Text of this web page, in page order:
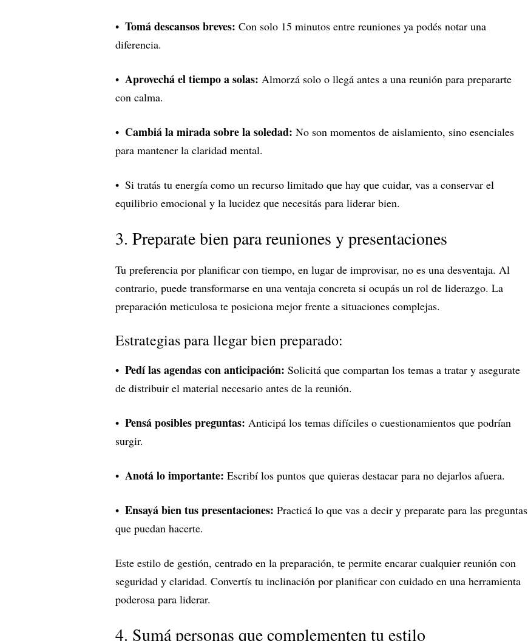
Tomá descansos breves: Con solo 15 minutos entre reuniones ya podés notar una
diferencia.
Aprovechá el tiempo a solas: Almorzá solo o llegá antes a una reunión para prepararte
con calma.
Cambiá la mirada sobre la soledad: No son momentos de aislamiento, sino esenciales
para mantener la claridad mental.
Si tratás tu energía como un recurso limitado que hay que cuidar, vas a conservar el
equilibrio emocional y la lucidez que necesitás para liderar bien.
3. Preparate bien para reuniones y presentaciones
Tu preferencia por planificar con tiempo, en lugar de improvisar, no es una desventaja. Al
contrario, puede transformarse en una ventaja concreta si ocupás un rol de liderazgo. La
preparación meticulosa te posiciona mejor frente a situaciones complejas.
Estrategias para llegar bien preparado:
Pedí las agendas con anticipación: Solicitá que compartan los temas a tratar y asegurate
de distribuir el material necesario antes de la reunión.
Pensá posibles preguntas: Anticipá los temas difíciles o cuestionamientos que podrían
surgir.
Anotá lo importante: Escribí los puntos que quieras destacar para no dejarlos afuera.
Ensayá bien tus presentaciones: Practicá lo que vas a decir y preparate para las preguntas
que puedan hacerte.
Este estilo de gestión, centrado en la preparación, te permite encarar cualquier reunión con
seguridad y claridad. Convertís tu inclinación por planificar con cuidado en una herramienta
poderosa para liderar.
4. Sumá personas que complementen tu estilo